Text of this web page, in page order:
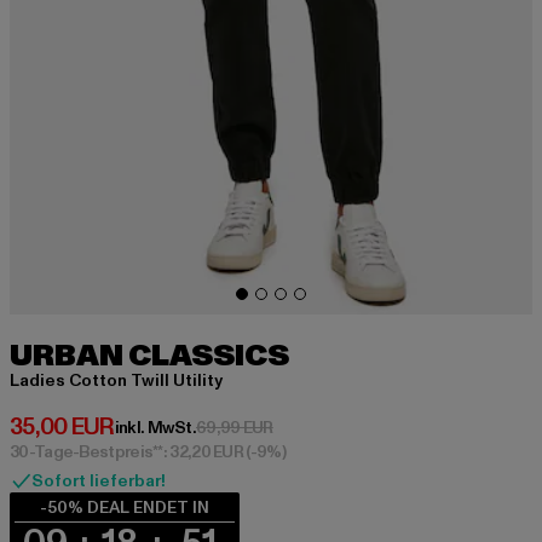
URBAN CLASSICS
Ladies Cotton Twill Utility
35,00 EUR
Derzeitiger Preis: 35,00 EUR
inkl. MwSt.69,99 EURAktionspreis: 69,99 EUR
30-Tage-Bestpreis**: 32,20 EUR(-9%)
Sofort lieferbar!
-50% DEAL ENDET IN